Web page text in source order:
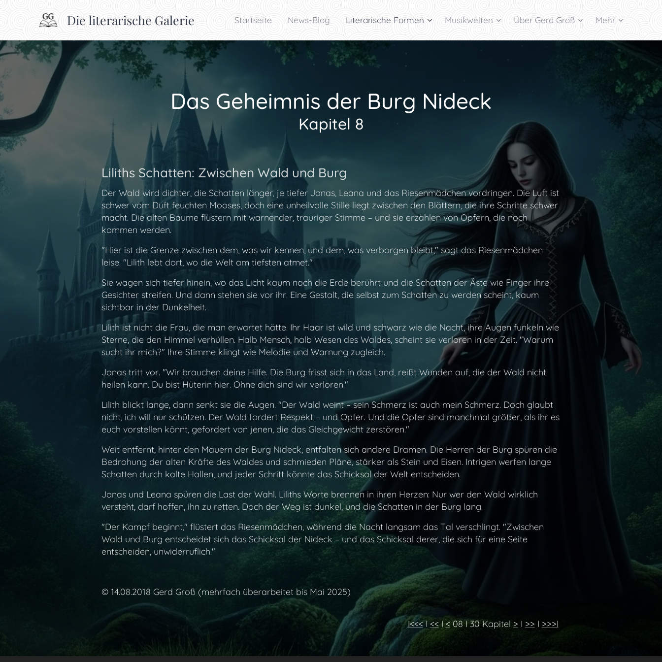
Die literarische Galerie Startseite News-Blog Literarische Formen Musikwelten Über Gerd Groß Mehr
Das Geheimnis der Burg Nideck
Kapitel 8
Liliths Schatten: Zwischen Wald und Burg
Der Wald wird dichter, die Schatten länger, je tiefer Jonas, Leana und das Riesenmädchen vordringen. Die Luft ist
schwer vom Duft feuchten Mooses, doch eine unheilvolle Stille liegt zwischen den Blättern, die ihre Schritte schwer
macht. Die alten Bäume flüstern mit warnender, trauriger Stimme – und sie erzählen von Opfern, die noch
kommen werden.
"Hier ist die Grenze zwischen dem, was wir kennen, und dem, was verborgen bleibt," sagt das Riesenmädchen
leise. "Lilith lebt dort, wo die Welt am tiefsten atmet."
Sie wagen sich tiefer hinein, wo das Licht kaum noch die Erde berührt und die Schatten der Äste wie Finger ihre
Gesichter streifen. Und dann stehen sie vor ihr. Eine Gestalt, die selbst zum Schatten zu werden scheint, kaum
sichtbar in der Dunkelheit.
Lilith ist nicht die Frau, die man erwartet hätte. Ihr Haar ist wild und schwarz wie die Nacht, ihre Augen funkeln wie
Sterne, die den Himmel verhüllen. Halb Mensch, halb Wesen des Waldes, scheint sie verloren in der Zeit. "Warum
sucht ihr mich?" Ihre Stimme klingt wie Melodie und Warnung zugleich.
Jonas tritt vor. "Wir brauchen deine Hilfe. Die Burg frisst sich in das Land, reißt Wunden auf, die der Wald nicht
heilen kann. Du bist Hüterin hier. Ohne dich sind wir verloren."
Lilith blickt lange, dann senkt sie die Augen. "Der Wald weint – sein Schmerz ist auch mein Schmerz. Doch glaubt
nicht, ich will nur schützen. Der Wald fordert Respekt – und Opfer. Und die Opfer sind manchmal größer, als ihr es
euch vorstellen könnt, gefordert von jenen, die das Gleichgewicht zerstören."
Weit entfernt, hinter den Mauern der Burg Nideck, entfalten sich andere Dramen. Die Herren der Burg spüren die
Bedrohung der alten Kräfte des Waldes und schmieden Pläne, stärker als Stein und Eisen. Intrigen werfen lange
Schatten durch kalte Hallen, und jeder Schritt könnte das Schicksal der Welt entscheiden.
Jonas und Leana spüren die Last der Wahl. Liliths Worte brennen in ihren Herzen: Nur wer den Wald wirklich
versteht, darf hoffen, ihn zu retten. Doch der Weg ist dunkel, und die Schatten in der Burg lang.
"Der Kampf beginnt," flüstert das Riesenmädchen, während die Nacht langsam das Tal verschlingt. "Zwischen
Wald und Burg entscheidet sich das Schicksal der Nideck – und das Schicksal derer, die sich für eine Seite
entscheiden, unwiderruflich."
© 14.08.2018 Gerd Groß (mehrfach überarbeitet bis Mai 2025)
I<<<I <<I<08 I 30 Kapitel > I >> I >>>I